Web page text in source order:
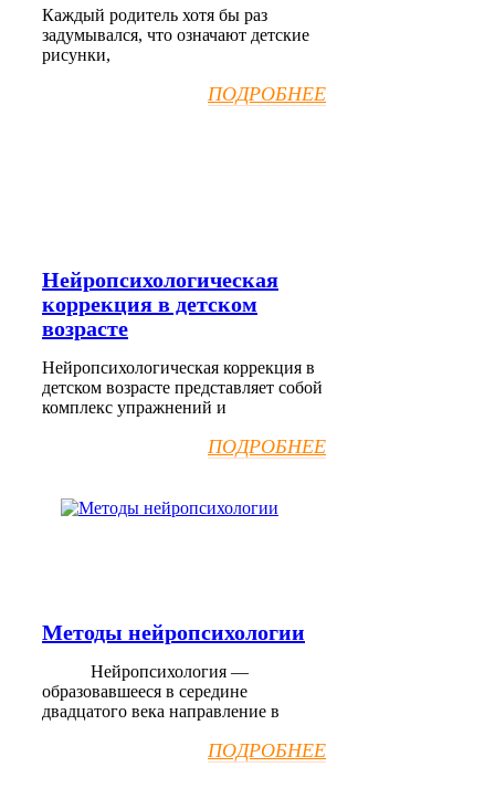
Каждый родитель хотя бы раз
задумывался, что означают детские
рисунки,
ПОДРОБНЕЕ
Нейропсихологическая
коррекция в детском
возрасте
Нейропсихологическая коррекция в
детском возрасте представляет собой
комплекс упражнений и
ПОДРОБНЕЕ
Методы нейропсихологии
Нейропсихология —
образовавшееся в середине
двадцатого века направление в
ПОДРОБНЕЕ